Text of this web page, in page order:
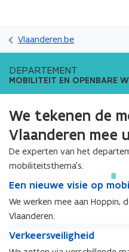
Vlaanderen.be
DEPARTEMENT
MOBILITEIT EN OPENBARE
We tekenen de
Vlaanderen mee
De experten van het
mobiliteitsthema’s.
e
n
n
e
Een nieuwe visie op
E
e
n
i
e
We werken mee aan Hoppin,
Vlaanderen.
e
Verkeersveiligheid
V
e